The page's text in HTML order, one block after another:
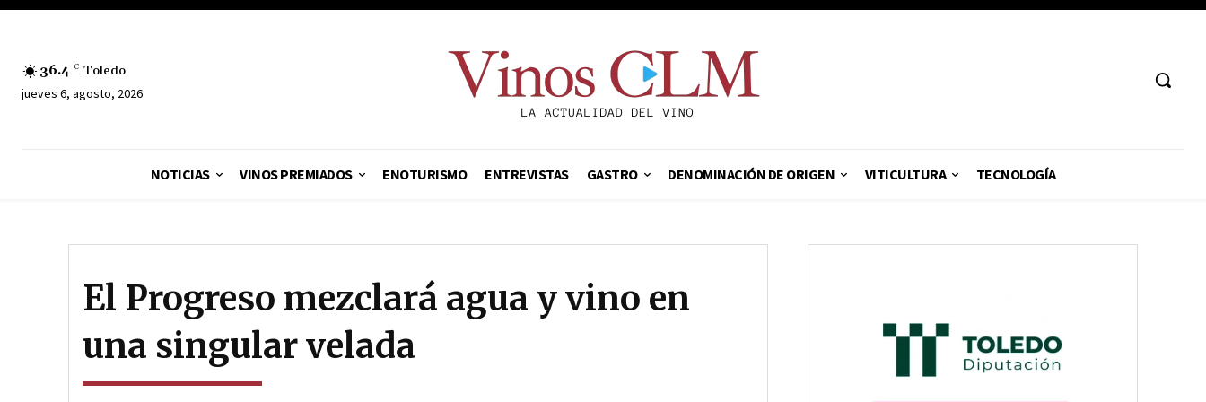
36.4 C Toledo
jueves 6, agosto, 2026
NOTICIAS VINOS PREMIADOS ENOTURISMO ENTREVISTAS GASTRO DENOMINACIÓN DE ORIGEN VITICULTURA TECNOLOGÍA
El Progreso mezclará agua y vino en
una singular velada